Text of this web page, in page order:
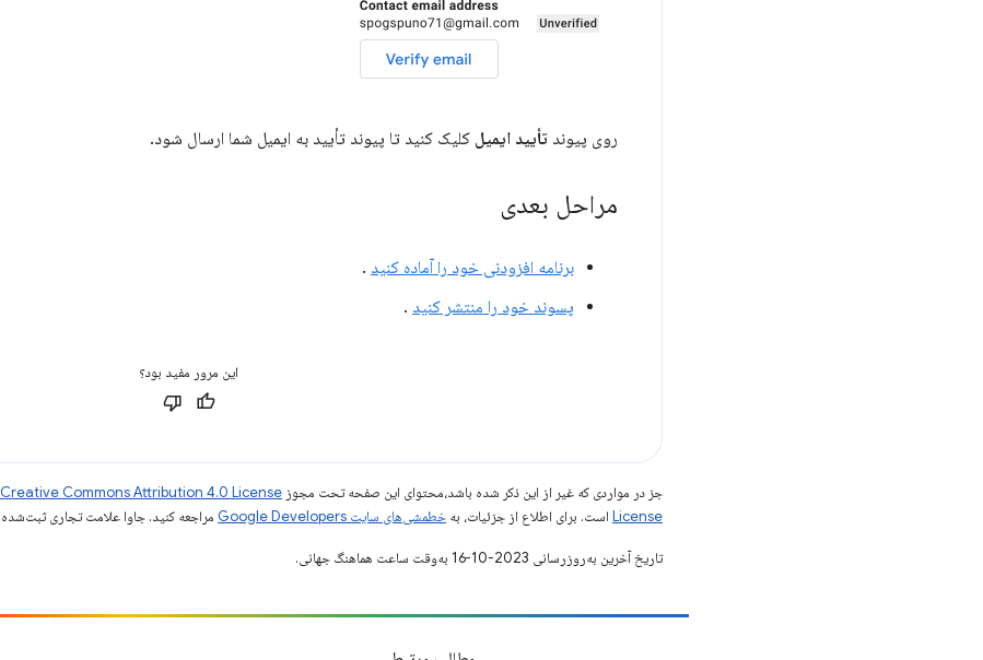
روی پیوند تأیید ایمیل کلیک کنید تا پیوند تأیید به ایمیل شما ارسال شود.
مراحل بعدی
برنامه افزودنی خود را آماده کنید .
پسوند خود را منتشر کنید .
این مرور مفید بود؟
جز در مواردی که غیر از این ذکر شده باشد،‌محتوای این صفحه تحت مجوز Creative Commons Attribution 4.0 License
License است. برای اطلاع از جزئیات، به خطمشی‌های سایت Google Developers‏ مراجعه کنید. جاوا علامت تجاری ثبت‌شده Oracle و/یا شرکت‌های وابسته به آن است.
تاریخ آخرین به‌روزرسانی 2023-10-16 به‌وقت ساعت هماهنگ جهانی.